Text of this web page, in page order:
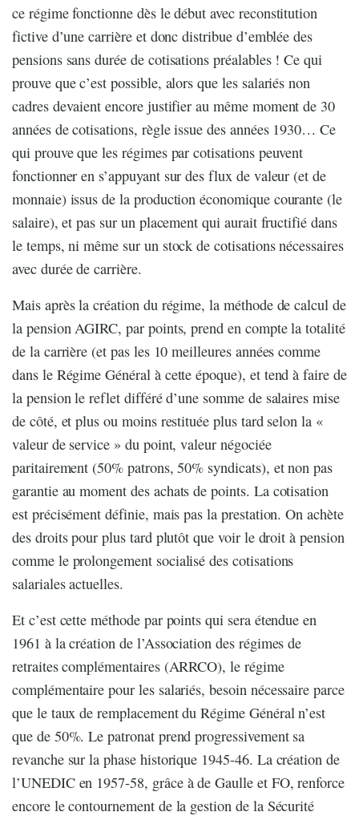
ce régime fonctionne dès le début avec reconstitution
fictive d’une carrière et donc distribue d’emblée des
pensions sans durée de cotisations préalables ! Ce qui
prouve que c’est possible, alors que les salariés non
cadres devaient encore justifier au même moment de 30
années de cotisations, règle issue des années 1930… Ce
qui prouve que les régimes par cotisations peuvent
fonctionner en s’appuyant sur des flux de valeur (et de
monnaie) issus de la production économique courante (le
salaire), et pas sur un placement qui aurait fructifié dans
le temps, ni même sur un stock de cotisations nécessaires
avec durée de carrière.
Mais après la création du régime, la méthode de calcul de
la pension AGIRC, par points, prend en compte la totalité
de la carrière (et pas les 10 meilleures années comme
dans le Régime Général à cette époque), et tend à faire de
la pension le reflet différé d’une somme de salaires mise
de côté, et plus ou moins restituée plus tard selon la «
valeur de service » du point, valeur négociée
paritairement (50% patrons, 50% syndicats), et non pas
garantie au moment des achats de points. La cotisation
est précisément définie, mais pas la prestation. On achète
des droits pour plus tard plutôt que voir le droit à pension
comme le prolongement socialisé des cotisations
salariales actuelles.
Et c’est cette méthode par points qui sera étendue en
1961 à la création de l’Association des régimes de
retraites complémentaires (ARRCO), le régime
complémentaire pour les salariés, besoin nécessaire parce
que le taux de remplacement du Régime Général n’est
que de 50%. Le patronat prend progressivement sa
revanche sur la phase historique 1945-46. La création de
l’UNEDIC en 1957-58, grâce à de Gaulle et FO, renforce
encore le contournement de la gestion de la Sécurité